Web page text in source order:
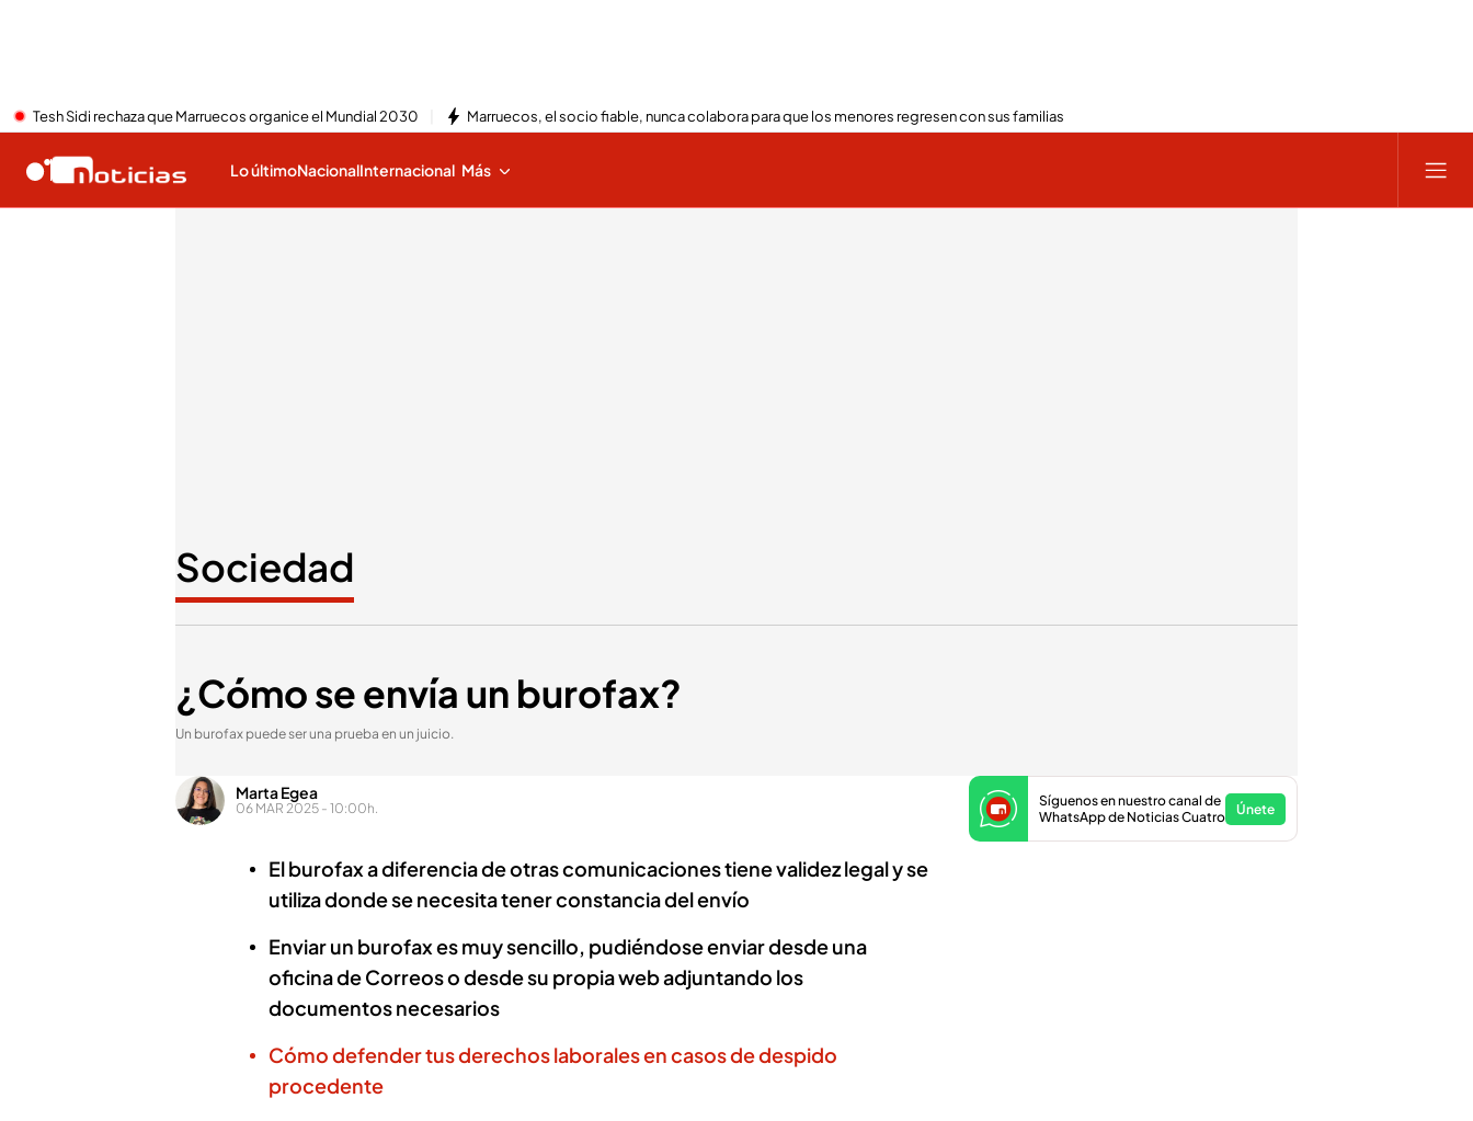
Tesh Sidi rechaza que Marruecos organice el Mundial 2030 Marruecos, el socio fiable, nunca colabora para que los menores regresen con sus familias
Lo últimoNacionalInternacional Más
Sociedad
¿Cómo se envía un burofax?
Un burofax puede ser una prueba en un juicio.
Marta Egea
06 MAR 2025 - 10:00h.
El burofax a diferencia de otras comunicaciones tiene validez legal y se
utiliza donde se necesita tener constancia del envío
Enviar un burofax es muy sencillo, pudiéndose enviar desde una
oficina de Correos o desde su propia web adjuntando los
documentos necesarios
Cómo defender tus derechos laborales en casos de despido
procedente
Síguenos en nuestro canal de
WhatsApp de Noticias Cuatro
Únete